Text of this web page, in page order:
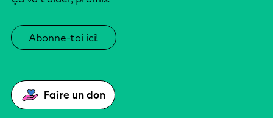
Abonne-toi ici!
Faire un don